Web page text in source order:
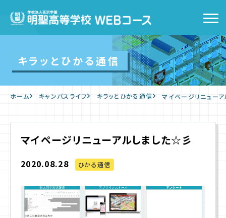
入学をお考えの方へ
WEB出願
入学案内
キラッとひかる通信
ホーム キャンパスライフ キラッとひかる通信 マイページリニュー
マイページリニューアルしました☆彡
2020.08.28 ひかる通信